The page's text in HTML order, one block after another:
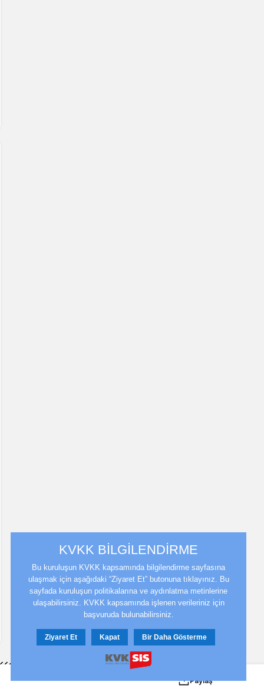
Paylaş
KVKK BİLGİLENDİRME
Bu kuruluşun KVKK kapsamında bilgilendirme sayfasına
ulaşmak için aşağıdaki “Ziyaret Et” butonuna tıklayınız. Bu
sayfada kuruluşun politikalarına ve aydınlatma metinlerine
ulaşabilirsiniz. KVKK kapsamında işlenen verileriniz için
başvuruda bulunabilirsiniz.
Ziyaret Et Kapat Bir Daha Gösterme